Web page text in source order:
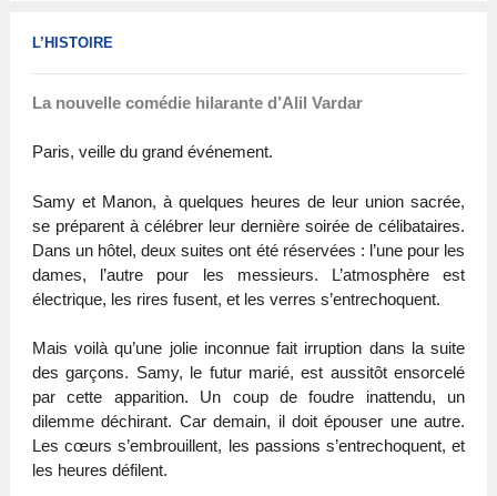
L’HISTOIRE
La nouvelle comédie hilarante d’Alil Vardar
Paris, veille du grand événement.
Samy et Manon, à quelques heures de leur union sacrée,
se préparent à célébrer leur dernière soirée de célibataires.
Dans un hôtel, deux suites ont été réservées : l’une pour les
dames, l’autre pour les messieurs. L’atmosphère est
électrique, les rires fusent, et les verres s’entrechoquent.
Mais voilà qu’une jolie inconnue fait irruption dans la suite
des garçons. Samy, le futur marié, est aussitôt ensorcelé
par cette apparition. Un coup de foudre inattendu, un
dilemme déchirant. Car demain, il doit épouser une autre.
Les cœurs s’embrouillent, les passions s’entrechoquent, et
les heures défilent.